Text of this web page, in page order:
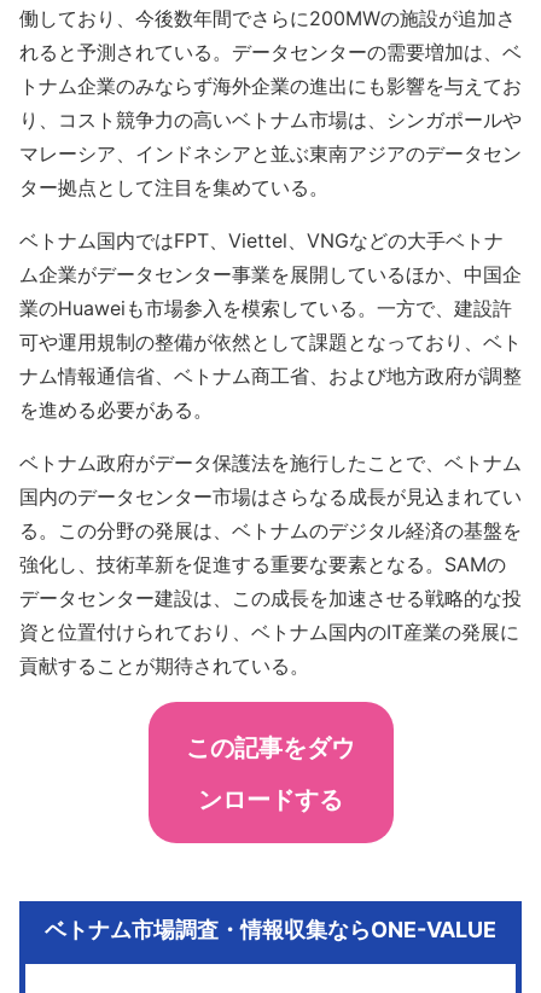
働しており、今後数年間でさらに200MWの施設が追加さ
れると予測されている。データセンターの需要増加は、ベ
トナム企業のみならず海外企業の進出にも影響を与えてお
り、コスト競争力の高いベトナム市場は、シンガポールや
マレーシア、インドネシアと並ぶ東南アジアのデータセン
ター拠点として注目を集めている。
ベトナム国内ではFPT、Viettel、VNGなどの大手ベトナ
ム企業がデータセンター事業を展開しているほか、中国企
業のHuaweiも市場参入を模索している。一方で、建設許
可や運用規制の整備が依然として課題となっており、ベト
ナム情報通信省、ベトナム商工省、および地方政府が調整
を進める必要がある。
ベトナム政府がデータ保護法を施行したことで、ベトナム
国内のデータセンター市場はさらなる成長が見込まれてい
る。この分野の発展は、ベトナムのデジタル経済の基盤を
強化し、技術革新を促進する重要な要素となる。SAMの
データセンター建設は、この成長を加速させる戦略的な投
資と位置付けられており、ベトナム国内のIT産業の発展に
貢献することが期待されている。
この記事をダウ
ンロードする
ベトナム市場調査・情報収集ならONE-VALUE